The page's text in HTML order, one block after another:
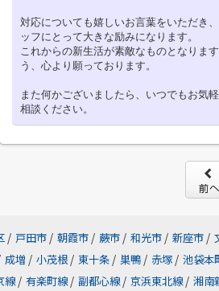
対応についても嬉しいお言葉をいただき
ッフにとって大きな励みになります。
これからの新生活が素敵なものとなります
う、心より願っております。
また何かございましたら、いつでもお気
相談ください。
/ 戸田市 / 朝霞市 / 蕨市 / 和光市 / 新座市 /
成増 / 小茂根 / 東十条 / 巣鴨 / 赤塚 / 池袋本
線 / 有楽町線 / 副都心線 / 京浜東北線 / 湘南